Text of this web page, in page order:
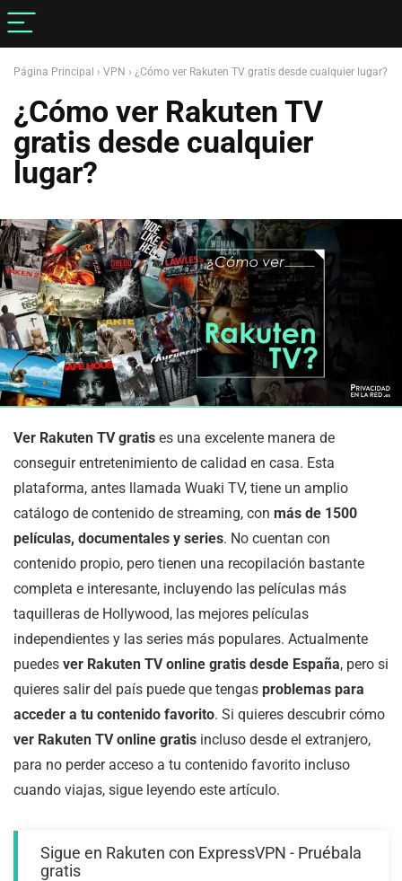
Página Principal › VPN › ¿Cómo ver Rakuten TV gratis desde cualquier lugar?
¿Cómo ver Rakuten TV
gratis desde cualquier
lugar?
Ver Rakuten TV gratis es una excelente manera de
conseguir entretenimiento de calidad en casa. Esta
plataforma, antes llamada Wuaki TV, tiene un amplio
catálogo de contenido de streaming, con más de 1500
películas, documentales y series. No cuentan con
contenido propio, pero tienen una recopilación bastante
completa e interesante, incluyendo las películas más
taquilleras de Hollywood, las mejores películas
independientes y las series más populares. Actualmente
puedes ver Rakuten TV online gratis desde España, pero si
quieres salir del país puede que tengas problemas para
acceder a tu contenido favorito. Si quieres descubrir cómo
ver Rakuten TV online gratis incluso desde el extranjero,
para no perder acceso a tu contenido favorito incluso
cuando viajas, sigue leyendo este artículo.
Sigue en Rakuten con ExpressVPN - Pruébala
gratis